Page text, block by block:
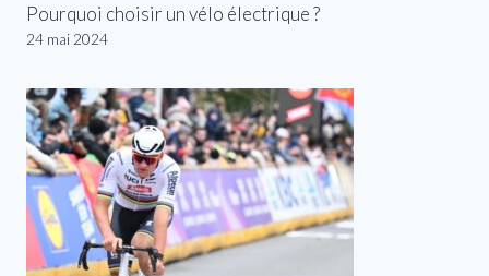
Pourquoi choisir un vélo électrique ?
24 mai 2024